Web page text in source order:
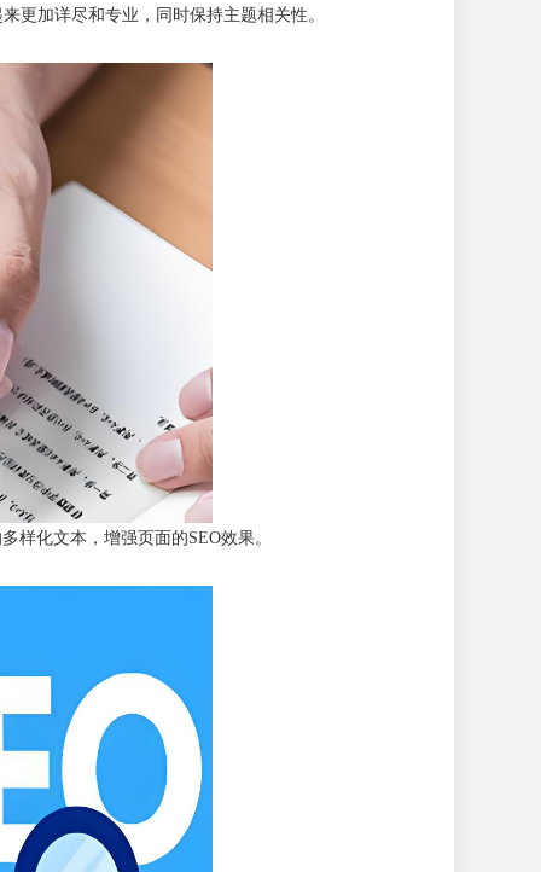
更加详尽和专业，同时保持主题相关性。
样化文本，增强页面的SEO效果。